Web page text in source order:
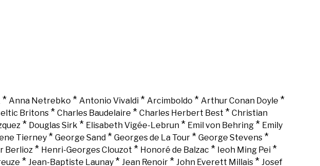
* Anna Netrebko * Antonio Vivaldi* Arcimboldo * Arthur Conan Doyle *
Britons* Charles Baudelaire * Charles Herbert Best * Christian
* Douglas Sirk * Elisabeth Vigée-Lebrun* Emil von Behring* Emily
Tierney* George Sand* Georges de La Tour* George Stevens*
Berlioz * Henri-Georges Clouzot * Honoré de Balzac * Ieoh Ming Pei*
* Jean-Baptiste Launay * Jean Renoir * John Everett Millais * Josef